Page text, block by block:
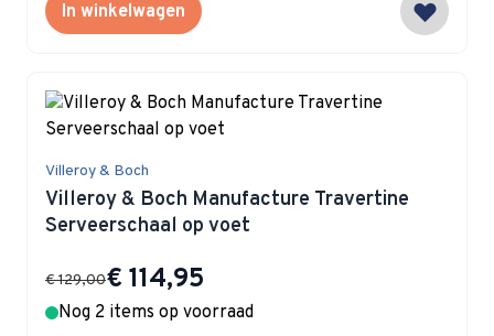
In winkelwagen
Villeroy & Boch
Villeroy & Boch Manufacture Travertine
Serveerschaal op voet
Special Price
€ 114,95
€ 129,00
Nog 2 items op voorraad